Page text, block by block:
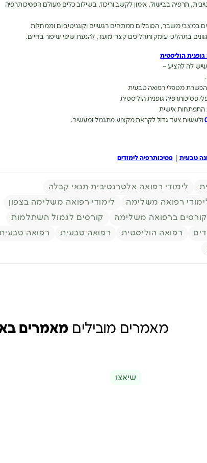
תרפיה בבישול, אימון לקשב וריכוז, בשילוב כלים מעולם הפסיכותרפיה
במצבי משבר, הסובלים ממתחים רגשיים וקוגניטיביים וממחלות
בתהליכי עומק ותהליכים קצרי מועד, להנעת שינוי שיפור בחיים.
הוליסטית
לה להציע –
מטפלי רפואה טבעית
פסיכותרפיה גופנית הוליסטית
התפתחות אישית
ולעשות צעד גדול לקראת מקצוע מתגמל ומעשיר.
טבעית פסיכותרפיה לימודים
לימודי רפואה אלטרנטיבית תנאי קבלה
רפואה משלימה
לימודי רפואה משלימה בצפון
קורסים ברפואה משלימה
קורסים לגמול השתלמות
רפואה הוליסטית רפואה טבעית
רפואה
מאמרים מובילים מאמרים
שיאצו